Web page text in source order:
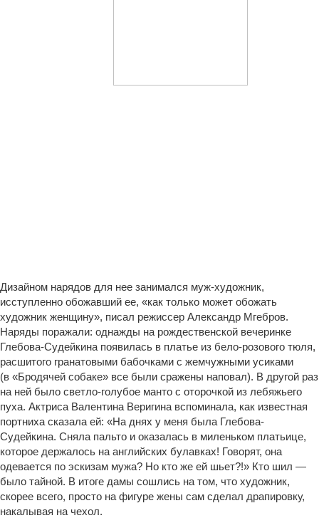
Дизайном нарядов для нее занимался муж-художник,
исступленно обожавший ее, «как только может обожать
художник женщину», писал режиссер Александр Мгебров.
Наряды поражали: однажды на рождественской вечеринке
Глебова-Судейкина появилась в платье из бело-розового тюля,
расшитого гранатовыми бабочками с жемчужными усиками
(в «Бродячей собаке» все были сражены наповал). В другой раз
на ней было светло-голубое манто с оторочкой из лебяжьего
пуха. Актриса Валентина Веригина вспоминала, как известная
портниха сказала ей: «На днях у меня была Глебова-
Судейкина. Сняла пальто и оказалась в миленьком платьице,
которое держалось на английских булавках! Говорят, она
одевается по эскизам мужа? Но кто же ей шьет?!» Кто шил —
было тайной. В итоге дамы сошлись на том, что художник,
скорее всего, просто на фигуре жены сам сделал драпировку,
накалывая на чехол.